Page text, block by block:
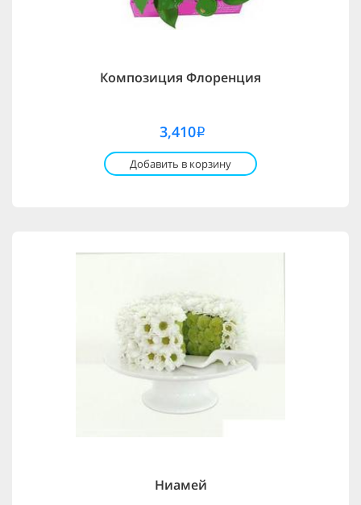
Композиция Флоренция
3,410i
Добавить в корзину
Ниамей